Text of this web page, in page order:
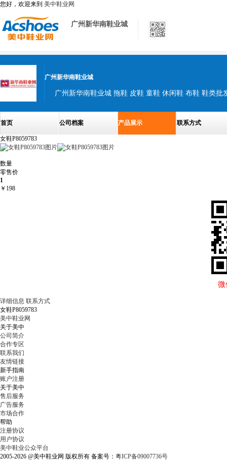
您好，欢迎来到 美中鞋业网
广州新华南鞋业城
广州新华南鞋业城
广州新华南鞋业城 拖鞋 皮鞋 童鞋 休闲鞋 布鞋 鞋类
首页 公司档案 产品展示 联系方式
女鞋P8059783
数量
零售价
1
￥ 198
微
详细信息 联系方式
女鞋P8059783
美中鞋业网
关于美中
公司简介
合作专区
联系我们
友情链接
新手指南
账户注册
关于美中
售后服务
广告服务
市场合作
帮助
注册协议
用户协议
美中鞋业公众平台
2005-2026 @美中鞋业网 版权所有 备案号： 粤ICP备09007736号